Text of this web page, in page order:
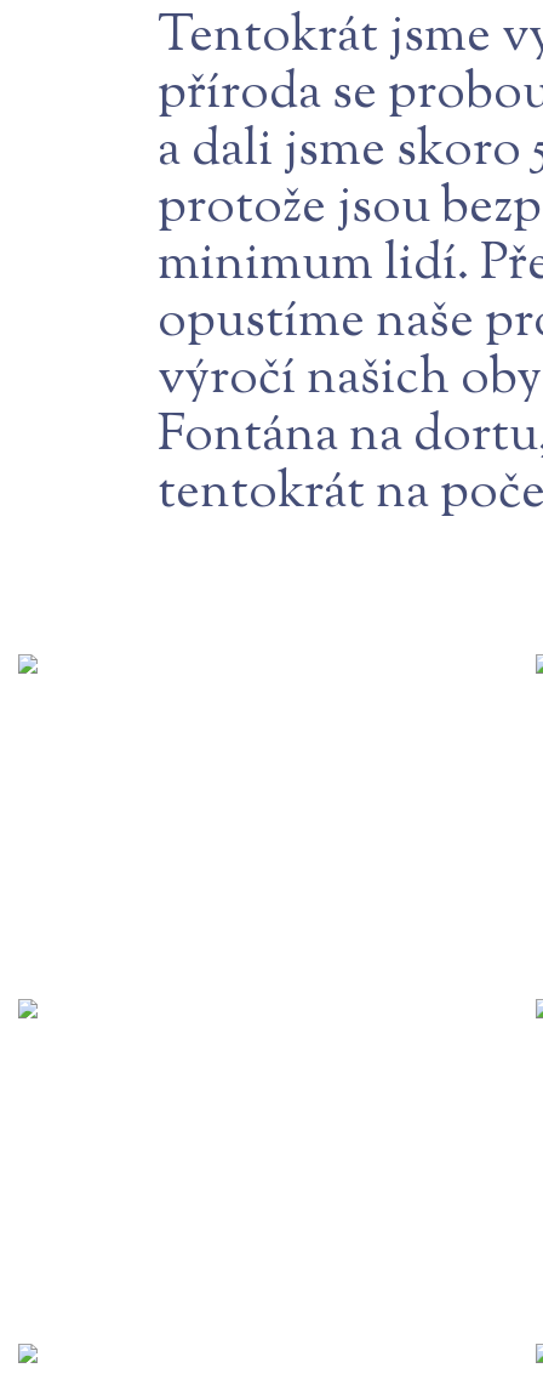
Tentokrát jsme
příroda se
a dali jsme
protože jsou
minimum lidí.
opustíme naše
výročí našich
Fontána na
tentokrát na